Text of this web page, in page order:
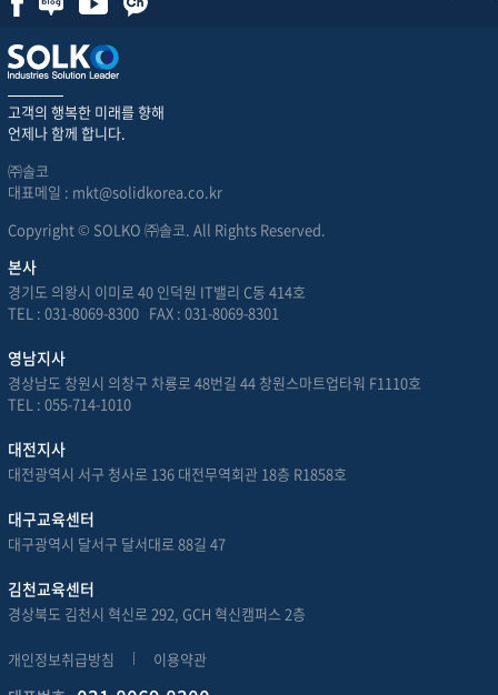
고객의 행복한 미래를 향해
언제나 함께 합니다.
㈜솔코
대표메일 : mkt@solidkorea.co.kr
Copyright © SOLKO ㈜솔코. All Rights Reserved.
본사
경기도 의왕시 이미로 40 인덕원 IT밸리 C동 414호
TEL : 031-8069-8300 FAX : 031-8069-8301
영남지사
경상남도 창원시 의창구 차룡로 48번길 44 창원스마트업타워 F1110호
TEL : 055-714-1010
대전지사
대전광역시 서구 청사로 136 대전무역회관 18층 R1858호
대구교육센터
대구광역시 달서구 달서대로 88길 47
김천교육센터
경상북도 김천시 혁신로 292, GCH 혁신캠퍼스 2층
개인정보취급방침 이용약관